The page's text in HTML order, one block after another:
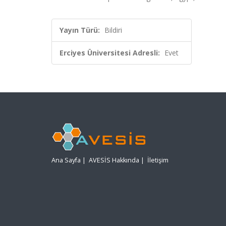
Yayın Türü: Bildiri
Erciyes Üniversitesi Adresli: Evet
Ana Sayfa | AVESİS Hakkında | İletişim